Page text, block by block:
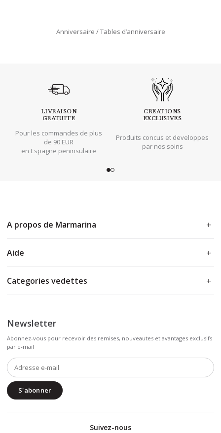
Anniversaire Tables d’anniversaire
LIVRAISON
GRATUITE
Pour les commandes de plus
de 90 EUR
en Espagne peninsulaire
CREATIONS
EXCLUSIVES
Produits concus et developpes
par nos soins
A propos de Marmarina
Aide
Categories vedettes
Newsletter
Abonnez-vous pour recevoir des remises, nouveautes et avantages exclusifs
par e-mail
S'abonner
Suivez-nous